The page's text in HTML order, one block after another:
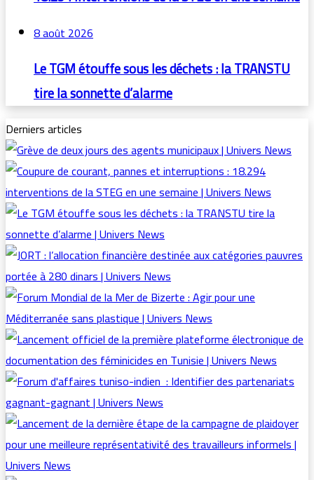
8 août 2026
Le TGM étouffe sous les déchets : la TRANSTU
tire la sonnette d’alarme
Derniers articles